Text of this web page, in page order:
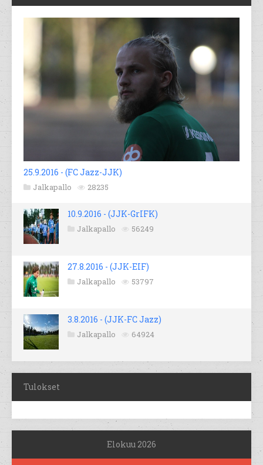
25.9.2016 - (FC Jazz-JJK)
Jalkapallo 28235
10.9.2016 - (JJK-GrIFK)
Jalkapallo 56249
27.8.2016 - (JJK-EIF)
Jalkapallo 53797
3.8.2016 - (JJK-FC Jazz)
Jalkapallo 64924
Tulokset
Elokuu 2026